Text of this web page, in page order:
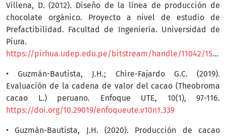
Villena, D. (2012). Diseño de la línea de producción de
chocolate orgánico. Proyecto a nivel de estudio de
Prefactibilidad. Facultad de Ingeniería. Universidad de
Piura.
https://pirhua.udep.edu.pe/bitstream/handle/11042/1556/PYT_Informe_Final_CHOCOLATE_ORGANICOv1.pdf
• Guzmán-Bautista, J.H.; Chire-Fajardo G.C. (2019).
Evaluación de la cadena de valor del cacao (Theobroma
cacao L.) peruano. Enfoque UTE, 10(1), 97-116.
https://doi.org/10.29019/enfoqueute.v10n1.339
• Guzmán-Bautista, J.H. (2020). Producción de cacao